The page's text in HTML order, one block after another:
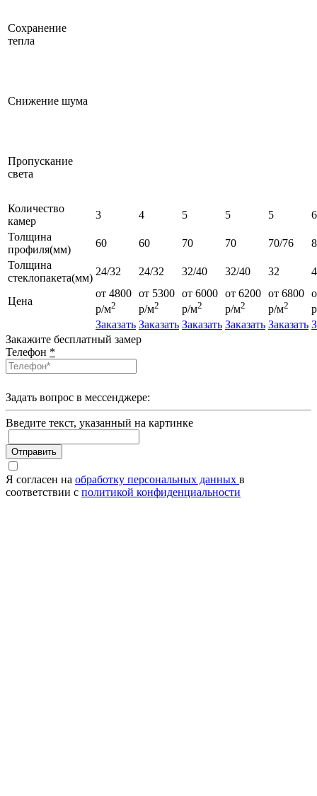
Сохранение
тепла
Снижение шума
Пропускание
света
Количество
камер
3 4 5 5 5
6
Толщина
профиля(мм)
60 60 70 70 70/76
Толщина
стеклопакета(мм)
24/32 24/32 32/40 32/40 32
Цена
от 4800
р/м2
от 5300
р/м2
от 6000
р/м2
от 6200
р/м2
от 6800
р/м2
Заказать Заказать Заказать Заказать Заказать
Закажите бесплатный замер
Телефон *
Задать вопрос в мессенджере:
Введите текcт, указанный на картинке
Отправить
Я согласен на обработку персональных данных в
соответствии с политикой конфиденциальности